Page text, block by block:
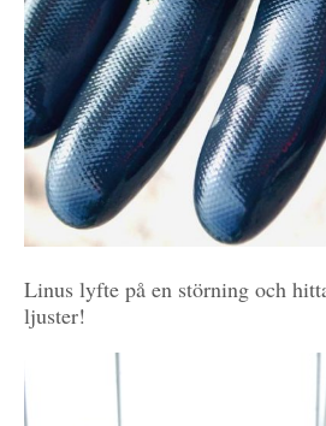
Linus lyfte på en störning och
ljuster!